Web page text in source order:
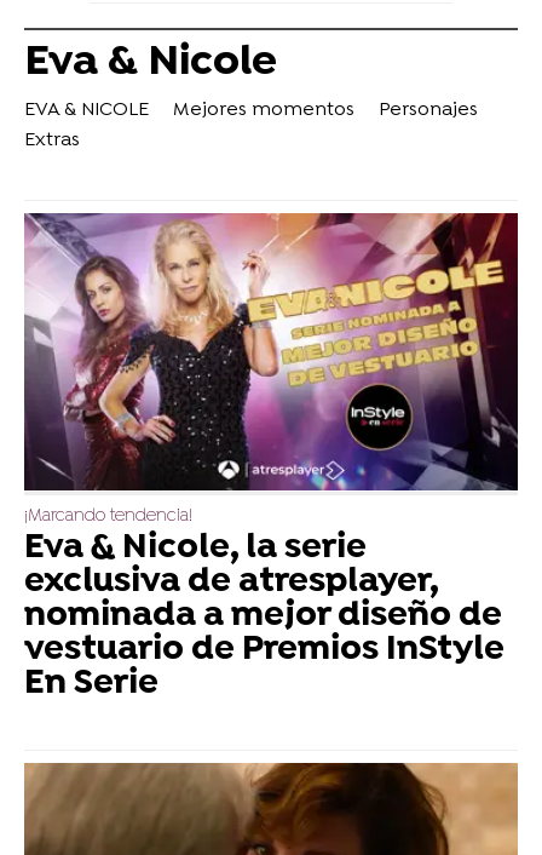
Eva & Nicole
EVA & NICOLE Mejores momentos
Personajes
Extras
¡Marcando tendencia!
Eva & Nicole, la serie
exclusiva de atresplayer,
nominada a mejor diseño de
vestuario de Premios InStyle
En Serie